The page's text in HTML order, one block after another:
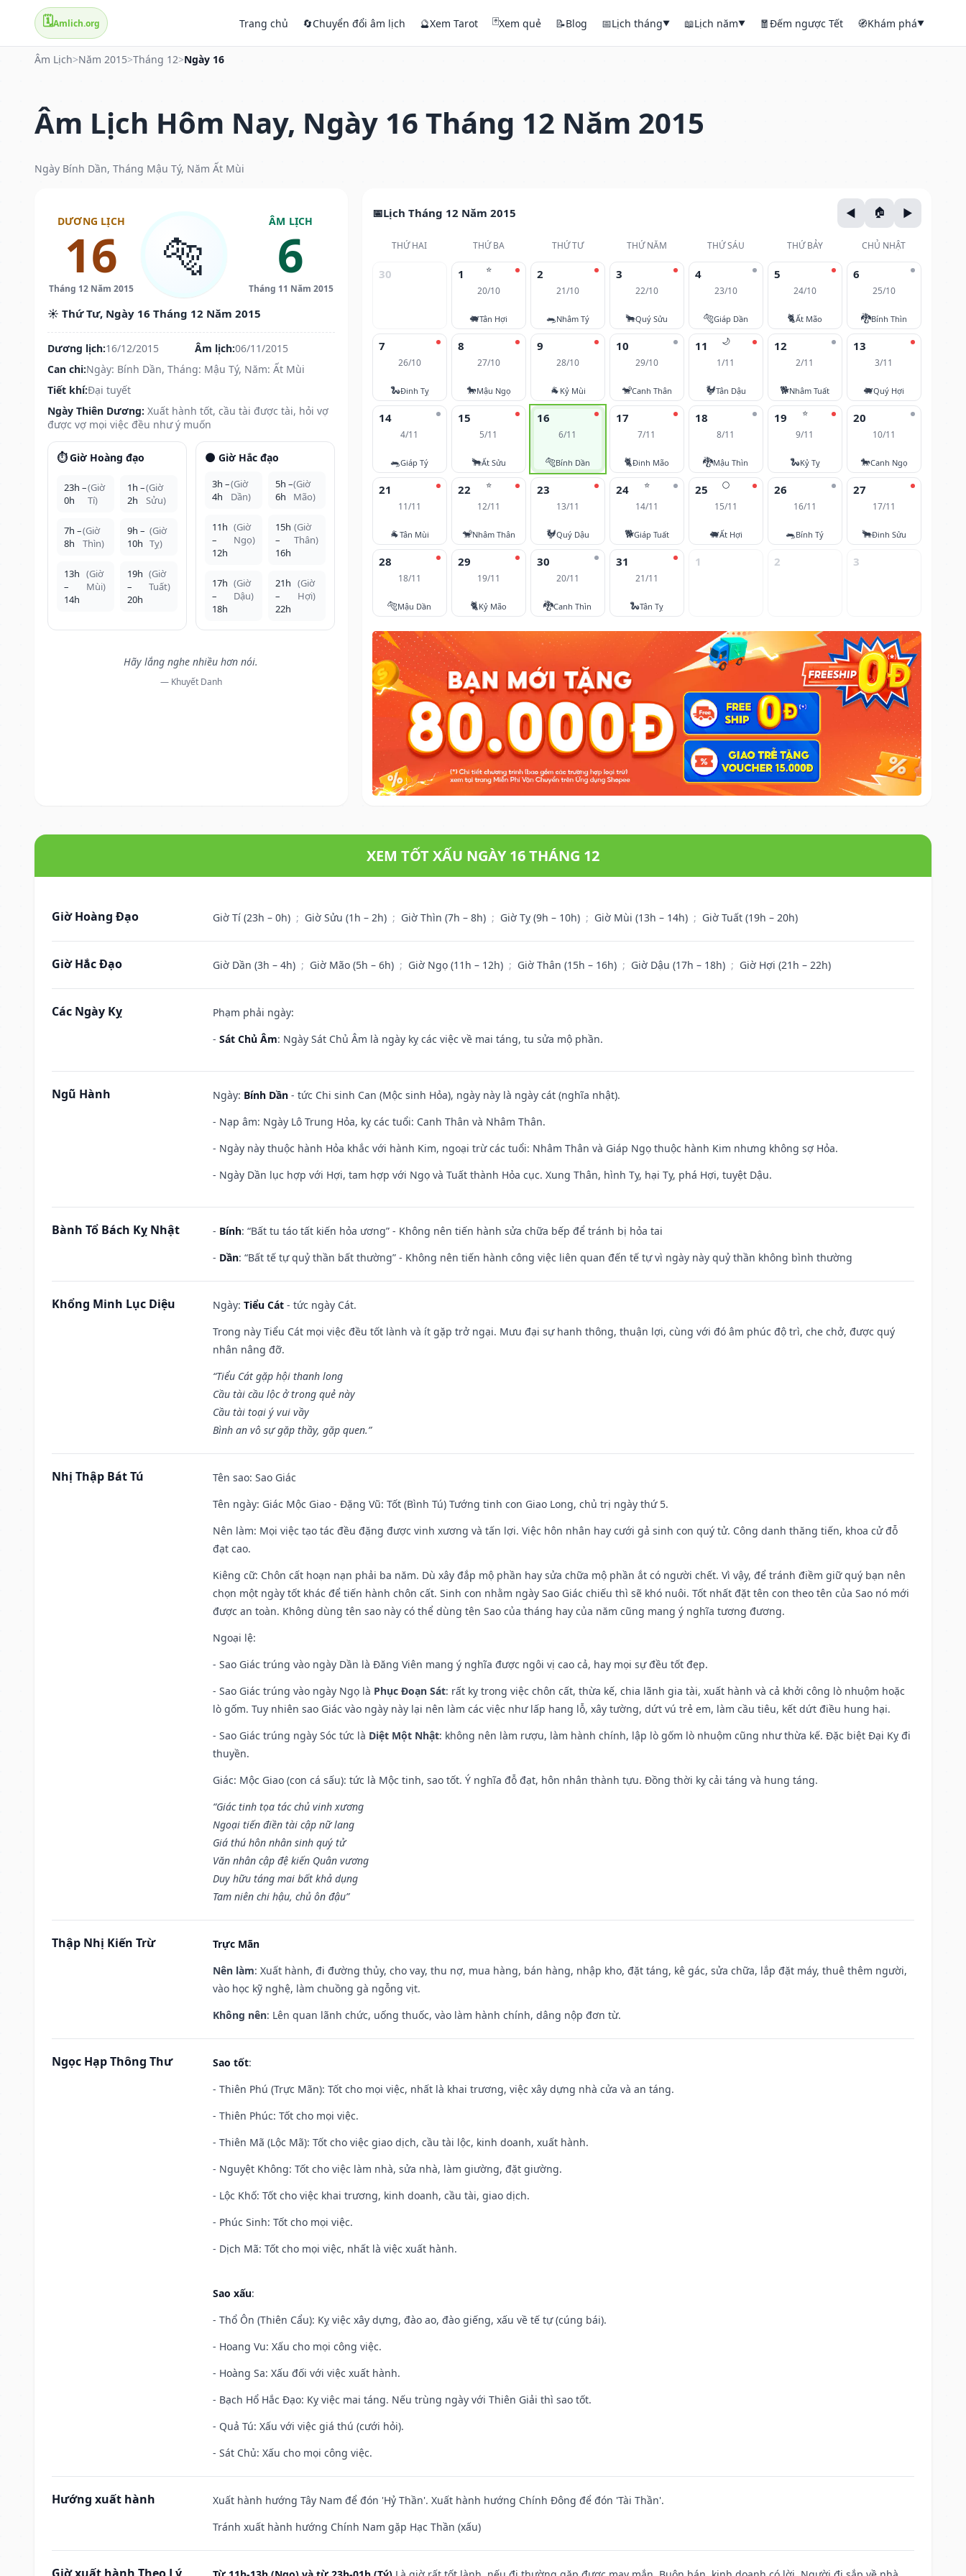
🗓️Amlich.org Trang chủ 🔄Chuyển đổi âm lịch 🔮Xem Tarot 🃏Xem quẻ 📝Blog 📅Lịch tháng▼ 📖Lịch năm▼ 🧧Đếm ngược Tết 🧭Khám phá▼
Âm Lịch>Năm 2015>Tháng 12>Ngày 16
Âm Lịch Hôm Nay, Ngày 16 Tháng 12 Năm 2015
Ngày Bính Dần, Tháng Mậu Tý, Năm Ất Mùi
DƯƠNG LỊCH
16
Tháng 12 Năm 2015
🐅
ÂM LỊCH
6
Tháng 11 Năm 2015
☀️ Thứ Tư, Ngày 16 Tháng 12 Năm 2015
Dương lịch:16/12/2015 Âm lịch:06/11/2015
Can chi:Ngày: Bính Dần, Tháng: Mậu Tý, Năm: Ất Mùi
Tiết khí:Đại tuyết
Ngày Thiên Dương: Xuất hành tốt, cầu tài được tài, hỏi vợ
được vợ mọi việc đều như ý muốn
⏱️ Giờ Hoàng đạo
23h –
0h
(Giờ
Tí)
1h –
2h
(Giờ
Sửu)
7h –
8h
(Giờ
Thìn)
9h –
10h
(Giờ
Tỵ)
13h
–
14h
(Giờ
Mùi)
19h
–
20h
(Giờ
Tuất)
🌑 Giờ Hắc đạo
3h –
4h
(Giờ
Dần)
5h –
6h
(Giờ
Mão)
11h
–
12h
(Giờ
Ngọ)
15h
–
16h
(Giờ
Thân)
17h
–
18h
(Giờ
Dậu)
21h
–
22h
(Giờ
Hợi)
Hãy lắng nghe nhiều hơn nói.
— Khuyết Danh
Lịch Tháng 12 Năm 2015
THỨ HAI THỨ BA THỨ TƯ THỨ NĂM THỨ SÁU THỨ BẢY CHỦ NHẬT
30 ⭐
1
20/10
🐖Tân Hợi
2
21/10
🐀Nhâm Tý
3
22/10
🐂Quý Sửu
4
23/10
🐅Giáp Dần
5
24/10
🐈Ất Mão
6
25/10
🐉Bính Thìn
7
26/10
🐍Đinh Tỵ
8
27/10
🐎Mậu Ngọ
9
28/10
🐐 Kỷ Mùi
10
29/10
🐒Canh Thân
🌙
11
1/11
🐓Tân Dậu
12
2/11
🐕Nhâm Tuất
13
3/11
🐖Quý Hợi
14
4/11
🐀Giáp Tý
15
5/11
🐂Ất Sửu
16
6/11
🐅Bính Dần
17
7/11
🐈Đinh Mão
18
8/11
🐉Mậu Thìn
⭐
19
9/11
🐍Kỷ Tỵ
20
10/11
🐎Canh Ngọ
21
11/11
🐐Tân Mùi
⭐
22
12/11
🐒Nhâm Thân
23
13/11
🐓Quý Dậu
⭐
24
14/11
🐕Giáp Tuất
🌕
25
15/11
🐖Ất Hợi
26
16/11
🐀Bính Tý
27
17/11
🐂Đinh Sửu
28
18/11
🐅Mậu Dần
29
19/11
🐈Kỷ Mão
30
20/11
🐉Canh Thìn
31
21/11
🐍Tân Tỵ
1 2 3
XEM TỐT XẤU NGÀY 16 THÁNG 12
Giờ Hoàng Đạo Giờ Tí (23h – 0h) ; Giờ Sửu (1h – 2h) ; Giờ Thìn (7h – 8h) ; Giờ Tỵ (9h – 10h) ; Giờ Mùi (13h – 14h) ; Giờ Tuất (19h – 20h)
Giờ Hắc Đạo Giờ Dần (3h – 4h) ; Giờ Mão (5h – 6h) ; Giờ Ngọ (11h – 12h) ; Giờ Thân (15h – 16h) ; Giờ Dậu (17h – 18h) ; Giờ Hợi (21h – 22h)
Các Ngày Kỵ
Phạm phải ngày:
- Sát Chủ Âm: Ngày Sát Chủ Âm là ngày kỵ các việc về mai táng, tu sửa mộ phần.
Ngũ Hành Ngày: Bính Dần - tức Chi sinh Can (Mộc sinh Hỏa), ngày này là ngày cát (nghĩa nhật).
- Nạp âm: Ngày Lô Trung Hỏa, kỵ các tuổi: Canh Thân và Nhâm Thân.
- Ngày này thuộc hành Hỏa khắc với hành Kim, ngoại trừ các tuổi: Nhâm Thân và Giáp Ngọ thuộc hành Kim nhưng không sợ Hỏa.
- Ngày Dần lục hợp với Hợi, tam hợp với Ngọ và Tuất thành Hỏa cục. Xung Thân, hình Tỵ, hại Tỵ, phá Hợi, tuyệt Dậu.
Bành Tổ Bách Kỵ Nhật - Bính: “Bất tu táo tất kiến hỏa ương” - Không nên tiến hành sửa chữa bếp để tránh bị hỏa tai
- Dần: “Bất tế tự quỷ thần bất thường” - Không nên tiến hành công việc liên quan đến tế tự vì ngày này quỷ thần không bình thường
Khổng Minh Lục Diệu Ngày: Tiểu Cát - tức ngày Cát.
Trong này Tiểu Cát mọi việc đều tốt lành và ít gặp trở ngại. Mưu đại sự hanh thông, thuận lợi, cùng với đó âm phúc độ trì, che chở, được quý
nhân nâng đỡ.
“Tiểu Cát gặp hội thanh long
Cầu tài cầu lộc ở trong quẻ này
Cầu tài toại ý vui vầy
Bình an vô sự gặp thầy, gặp quen.”
Nhị Thập Bát Tú Tên sao: Sao Giác
Tên ngày: Giác Mộc Giao - Đặng Vũ: Tốt (Bình Tú) Tướng tinh con Giao Long, chủ trị ngày thứ 5.
Nên làm: Mọi việc tạo tác đều đặng được vinh xương và tấn lợi. Việc hôn nhân hay cưới gả sinh con quý tử. Công danh thăng tiến, khoa cử đỗ
đạt cao.
Kiêng cữ: Chôn cất hoạn nạn phải ba năm. Dù xây đắp mộ phần hay sửa chữa mộ phần ắt có người chết. Vì vậy, để tránh điềm giữ quý bạn nên
chọn một ngày tốt khác để tiến hành chôn cất. Sinh con nhằm ngày Sao Giác chiếu thì sẽ khó nuôi. Tốt nhất đặt tên con theo tên của Sao nó mới
được an toàn. Không dùng tên sao này có thể dùng tên Sao của tháng hay của năm cũng mang ý nghĩa tương đương.
Ngoại lệ:
- Sao Giác trúng vào ngày Dần là Đăng Viên mang ý nghĩa được ngôi vị cao cả, hay mọi sự đều tốt đẹp.
- Sao Giác trúng vào ngày Ngọ là Phục Đoạn Sát: rất kỵ trong việc chôn cất, thừa kế, chia lãnh gia tài, xuất hành và cả khởi công lò nhuộm hoặc
lò gốm. Tuy nhiên sao Giác vào ngày này lại nên làm các việc như lấp hang lỗ, xây tường, dứt vú trẻ em, làm cầu tiêu, kết dứt điều hung hại.
- Sao Giác trúng ngày Sóc tức là Diệt Một Nhật: không nên làm rượu, làm hành chính, lập lò gốm lò nhuộm cũng như thừa kế. Đặc biệt Đại Kỵ đi
thuyền.
Giác: Mộc Giao (con cá sấu): tức là Mộc tinh, sao tốt. Ý nghĩa đỗ đạt, hôn nhân thành tựu. Đồng thời kỵ cải táng và hung táng.
“Giác tinh tọa tác chủ vinh xương
Ngoại tiến điền tài cập nữ lang
Giá thú hôn nhân sinh quý tử
Văn nhân cập đệ kiến Quân vương
Duy hữu táng mai bất khả dụng
Tam niên chi hậu, chủ ôn đậu”
Thập Nhị Kiến Trừ
Trực Mãn
Nên làm: Xuất hành, đi đường thủy, cho vay, thu nợ, mua hàng, bán hàng, nhập kho, đặt táng, kê gác, sửa chữa, lắp đặt máy, thuê thêm người,
vào học kỹ nghệ, làm chuồng gà ngỗng vịt.
Không nên: Lên quan lãnh chức, uống thuốc, vào làm hành chính, dâng nộp đơn từ.
Ngọc Hạp Thông Thư Sao tốt:
- Thiên Phú (Trực Mãn): Tốt cho mọi việc, nhất là khai trương, việc xây dựng nhà cửa và an táng.
- Thiên Phúc: Tốt cho mọi việc.
- Thiên Mã (Lộc Mã): Tốt cho việc giao dịch, cầu tài lộc, kinh doanh, xuất hành.
- Nguyệt Không: Tốt cho việc làm nhà, sửa nhà, làm giường, đặt giường.
- Lộc Khố: Tốt cho việc khai trương, kinh doanh, cầu tài, giao dịch.
- Phúc Sinh: Tốt cho mọi việc.
- Dịch Mã: Tốt cho mọi việc, nhất là việc xuất hành.
Sao xấu:
- Thổ Ôn (Thiên Cẩu): Kỵ việc xây dựng, đào ao, đào giếng, xấu về tế tự (cúng bái).
- Hoang Vu: Xấu cho mọi công việc.
- Hoàng Sa: Xấu đối với việc xuất hành.
- Bạch Hổ Hắc Đạo: Kỵ việc mai táng. Nếu trùng ngày với Thiên Giải thì sao tốt.
- Quả Tú: Xấu với việc giá thú (cưới hỏi).
- Sát Chủ: Xấu cho mọi công việc.
Hướng xuất hành
Xuất hành hướng Tây Nam để đón 'Hỷ Thần'. Xuất hành hướng Chính Đông để đón 'Tài Thần'.
Tránh xuất hành hướng Chính Nam gặp Hạc Thần (xấu)